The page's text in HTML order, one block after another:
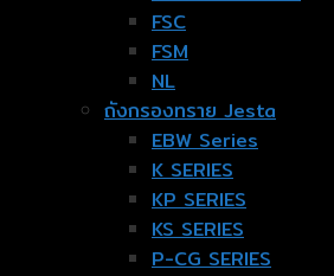
FSC
FSM
NL
ถังกรองทราย Jesta
EBW Series
K SERIES
KP SERIES
KS SERIES
P-CG SERIES